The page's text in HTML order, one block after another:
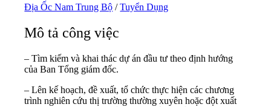
Địa Ốc Nam Trung Bộ /Tuyển Dụng
Mô tả công việc
– Tìm kiếm và khai thác dự án đầu tư theo định hướng
của Ban Tổng giám đốc.
– Lên kế hoạch, đề xuất, tổ chức thực hiện các chương
trình nghiên cứu thị trường thường xuyên hoặc đột xuất